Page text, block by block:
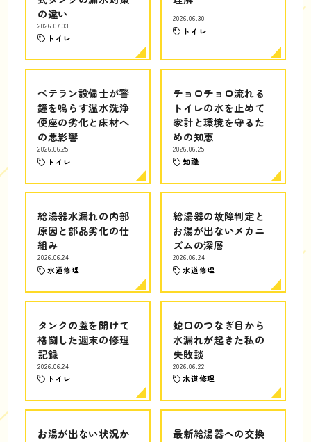
の違い
2026.07.03
トイレ
2026.06.30
トイレ
ベテラン設備士が警
鐘を鳴らす温水洗浄
便座の劣化と床材へ
の悪影響
2026.06.25
トイレ
チョロチョロ流れる
トイレの水を止めて
家計と環境を守るた
めの知恵
2026.06.25
知識
給湯器水漏れの内部
原因と部品劣化の仕
組み
2026.06.24
水道修理
給湯器の故障判定と
お湯が出ないメカニ
ズムの深層
2026.06.24
水道修理
タンクの蓋を開けて
格闘した週末の修理
記録
2026.06.24
トイレ
蛇口のつなぎ目から
水漏れが起きた私の
失敗談
2026.06.22
水道修理
お湯が出ない状況か
最新給湯器への交換